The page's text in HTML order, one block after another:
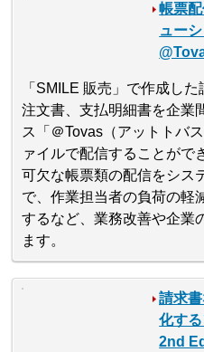
帳票
ュー
「SMILE 販売」で作成し
注文書、支払明細書を企業
ス「＠Tovas（アットトバ
ァイルで配信することがで
可欠な帳票類の配信をシス
で、作業担当者の負荷の軽
するなど、業務改善や企業
ます。
請求
化す
2nd